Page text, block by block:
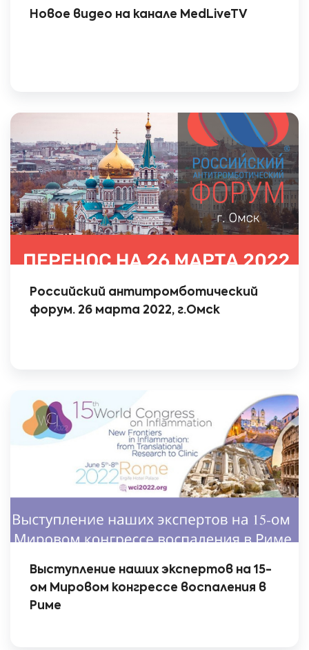
Новое видео на канале MedLiveTV
Российский антитромботический
форум. 26 марта 2022, г.Омск
Выступление наших экспертов на 15-
ом Мировом конгрессе воспаления в
Риме